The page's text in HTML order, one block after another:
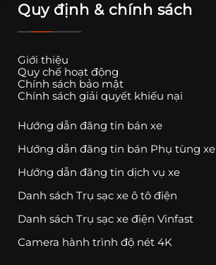
Quy định & chính sách
Giới thiệu
Quy chế hoạt động
Chính sách bảo mật
Chính sách giải quyết khiếu nại
Hướng dẫn đăng tin bán xe
Hướng dẫn đăng tin bán Phụ tùng xe
Hướng dẫn đăng tin dịch vụ xe
Danh sách Trụ sạc xe ô tô điện
Danh sách Trụ sạc xe điện Vinfast
Camera hành trình độ nét 4K